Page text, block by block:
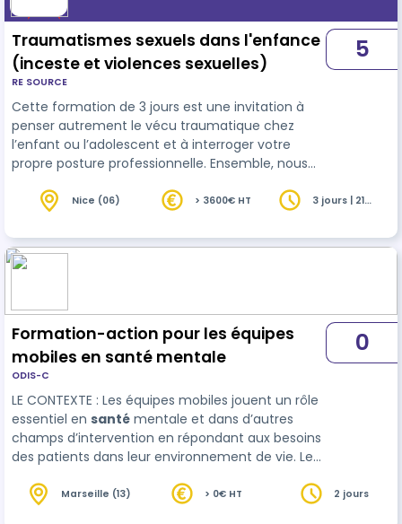
Traumatismes sexuels dans l'enfance
(inceste et violences sexuelles)
RE SOURCE
Cette formation de 3 jours est une invitation à
penser autrement le vécu traumatique chez
l’enfant ou l’adolescent et à interroger votre
propre posture professionnelle. Ensemble, nous
social
es pour affiner vos compétences
complexes et chargées émotionnellement. Ainsi
vous pourrez développer une posture
5
Nice (06) > 3600€ HT
3 jours | 21
Formation-action pour les équipes
mobiles en santé mentale
ODIS-C
LE CONTEXTE : Les équipes mobiles jouent un rôle
essentiel en santé mentale et dans d’autres
champs d’intervention en répondant aux besoins
des patients dans leur environnement de vie. Leur
prise en charge adaptée à des situations
0
Marseille (13) > 0€ HT 2 jours